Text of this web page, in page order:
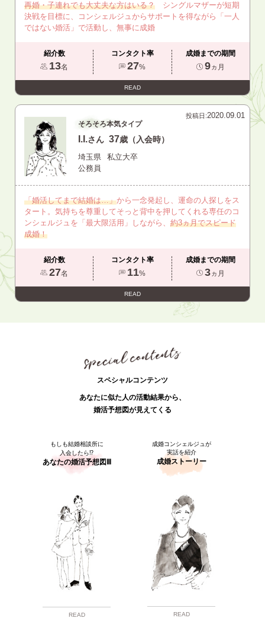
再婚・子連れでも大丈夫な方はいる？ シングルマザーが短期
決戦を目標に、コンシェルジュからサポートを得ながら「一人
ではない婚活」で活動し、無事に成婚
紹介数
13名
コンタクト率
27%
成婚までの期間
9ヵ月
READ
投稿日:2020.09.01
そろそろ本気タイプ
I.I.さん 37歳（入会時）
埼玉県
私立大卒
公務員
「婚活してまで結婚は…」から一念発起し、運命の人探しをス
タート。気持ちを尊重してそっと背中を押してくれる専任のコ
ンシェルジュを「最大限活用」しながら、 約3ヵ月でスピード
成婚！
紹介数
27名
コンタクト率
11%
成婚までの期間
3ヵ月
READ
スペシャルコンテンツ
あなたに似た人の活動結果から、
婚活予想図が見えてくる
もしも結婚相談所に
入会したら⁉
あなたの婚活予想図Ⅲ
READ
成婚コンシェルジュが
実話を紹介
成婚ストーリー
READ